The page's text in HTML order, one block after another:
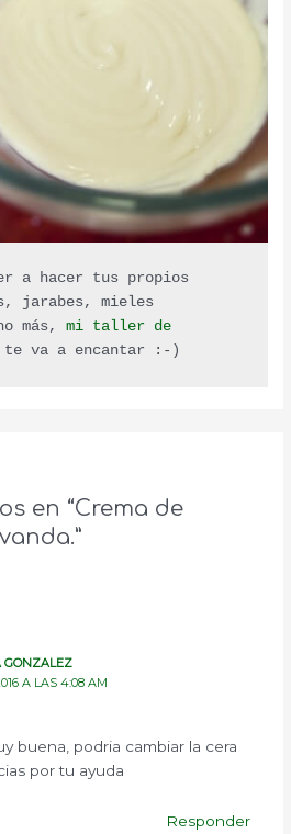
a hacer tus propios
jarabes, mieles
más, mi taller de
te va a encantar :-)
en “Crema de
GONZALEZ
A LAS 4:08 AM
buena, podria cambiar la cera
por tu ayuda
Responder